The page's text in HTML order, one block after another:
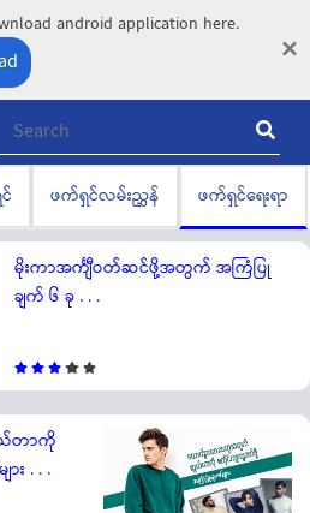
android application here.
×
ဖက်ရှင်လမ်းညွှန် ဖက်ရှင်ရေးရာ
မိုးကာအင်္ကျီဝတ်ဆင်ဖို့အတွက် အကြံပြု
ချက် ၆ ခု . . .
တာကို
း . . .